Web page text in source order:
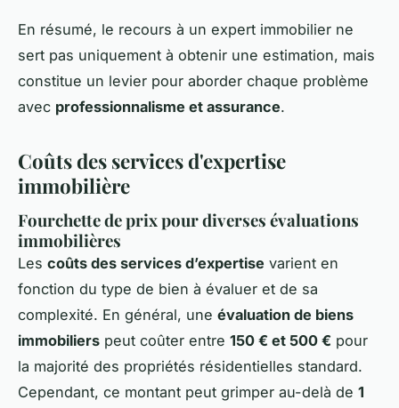
En résumé, le recours à un expert immobilier ne
sert pas uniquement à obtenir une estimation, mais
constitue un levier pour aborder chaque problème
avec professionnalisme et assurance.
Coûts des services d'expertise
immobilière
Fourchette de prix pour diverses évaluations
immobilières
Les coûts des services d’expertise varient en
fonction du type de bien à évaluer et de sa
complexité. En général, une évaluation de biens
immobiliers peut coûter entre 150 € et 500 € pour
la majorité des propriétés résidentielles standard.
Cependant, ce montant peut grimper au-delà de 1